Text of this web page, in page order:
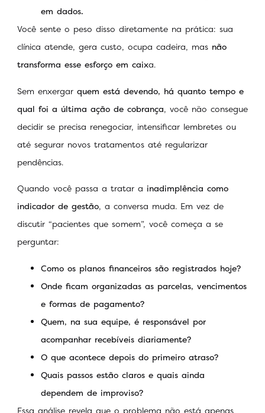
em dados.
Você sente o peso disso diretamente na prática: sua
clínica atende, gera custo, ocupa cadeira, mas não
transforma esse esforço em caixa.
Sem enxergar quem está devendo, há quanto tempo e
qual foi a última ação de cobrança, você não consegue
decidir se precisa renegociar, intensificar lembretes ou
até segurar novos tratamentos até regularizar
pendências.
Quando você passa a tratar a inadimplência como
indicador de gestão, a conversa muda. Em vez de
discutir “pacientes que somem”, você começa a se
perguntar:
Como os planos financeiros são registrados hoje?
Onde ficam organizadas as parcelas, vencimentos
e formas de pagamento?
Quem, na sua equipe, é responsável por
acompanhar recebíveis diariamente?
O que acontece depois do primeiro atraso?
Quais passos estão claros e quais ainda
dependem de improviso?
Essa análise revela que o problema não está apenas